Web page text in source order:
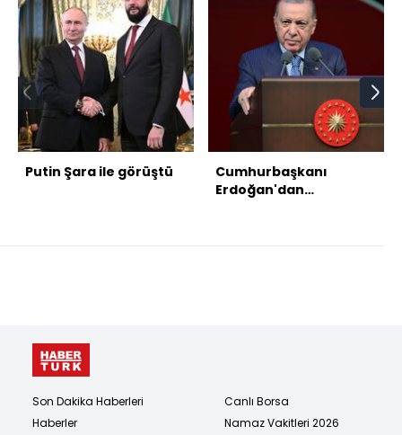
Putin Şara ile görüştü
Cumhurbaşkanı
Erdoğan'dan
Son Dakika Haberleri
Haberler
Canlı Borsa
Namaz Vakitleri 2026